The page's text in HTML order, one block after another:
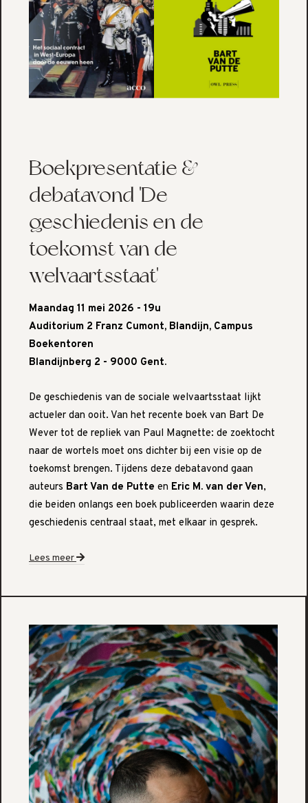
Boekpresentatie &
debatavond 'De
geschiedenis en de
toekomst van de
welvaartsstaat'
Maandag 11 mei 2026 - 19u
Auditorium 2 Franz Cumont, Blandijn, Campus
Boekentoren
Blandijnberg 2 - 9000 Gent.
De geschiedenis van de sociale welvaartsstaat lijkt
actueler dan ooit. Van het recente boek van Bart De
Wever tot de repliek van Paul Magnette: de zoektocht
naar de wortels moet ons dichter bij een visie op de
toekomst brengen. Tijdens deze debatavond gaan
auteurs Bart Van de Putte en Eric M. van der Ven,
die beiden onlangs een boek publiceerden waarin deze
geschiedenis centraal staat, met elkaar in gesprek.
Lees meer